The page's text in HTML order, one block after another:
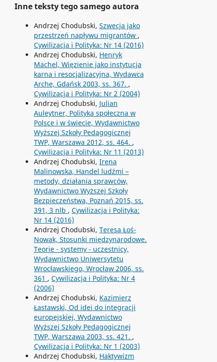
Inne teksty tego samego autora
Andrzej Chodubski, Szwecja jako
przestrzeń napływu migrantów ,
Cywilizacja i Polityka: Nr 14 (2016)
Andrzej Chodubski, Henryk
Machel, Więzienie jako instytucja
karna i resocjalizacyjna, Wydawca
Arche, Gdańsk 2003, ss. 367. ,
Cywilizacja i Polityka: Nr 2 (2004)
Andrzej Chodubski, Julian
Auleytner, Polityka społeczna w
Polsce i w świecie, Wydawnictwo
Wyższej Szkoły Pedagogicznej
TWP, Warszawa 2012, ss. 464. ,
Cywilizacja i Polityka: Nr 11 (2013)
Andrzej Chodubski, Irena
Malinowska, Handel ludźmi –
metody, działania sprawców,
Wydawnictwo Wyższej Szkoły
Bezpieczeństwa, Poznań 2015, ss.
391, 3 nlb , Cywilizacja i Polityka:
Nr 14 (2016)
Andrzej Chodubski, Teresa Łoś-
Nowak, Stosunki międzynarodowe.
Teorie - systemy - uczestnicy,
Wydawnictwo Uniwersytetu
Wrocławskiego, Wrocław 2006, ss.
361 , Cywilizacja i Polityka: Nr 4
(2006)
Andrzej Chodubski, Kazimierz
Łastawski, Od idei do integracji
europejskiej, Wydawnictwo
Wyższej Szkoły Pedagogicznej
TWP, Warszawa 2003, ss. 421. ,
Cywilizacja i Polityka: Nr 1 (2003)
Andrzej Chodubski, Haktywizm